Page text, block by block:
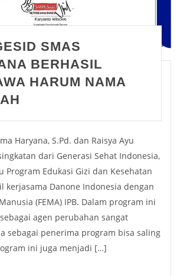
SMAS
BERHASIL
HARUM NAMA
Haryana, S.Pd. dan Raisya Ayu
dari Generasi Sehat Indonesia,
Program Edukasi Gizi dan Kesehatan
kerjasama Danone Indonesia dengan
(FEMA) IPB. Dalam program ini
agen perubahan sangat
sebagai penerima program bisa saling
ini juga menjadi […]